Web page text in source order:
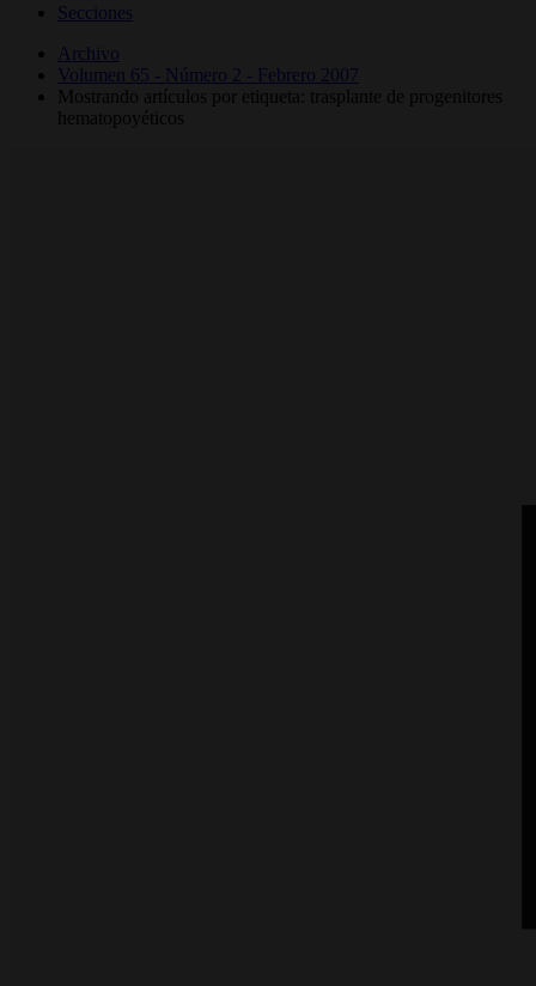
Secciones
Archivo
Volumen 65 - Número 2 - Febrero 2007
Mostrando artículos por etiqueta: trasplante de progenitores
hematopoyéticos